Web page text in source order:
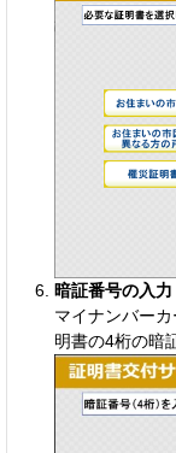
暗証番号の入力
マイナンバー
明書の4桁の暗